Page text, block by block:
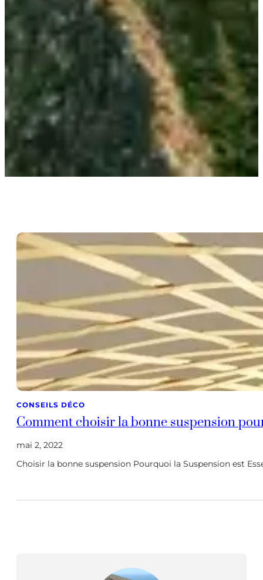
CONSEILS DÉCO
Comment choisir la bonne suspension
mai 2, 2022
Choisir la bonne suspension Pourquoi la Suspension est